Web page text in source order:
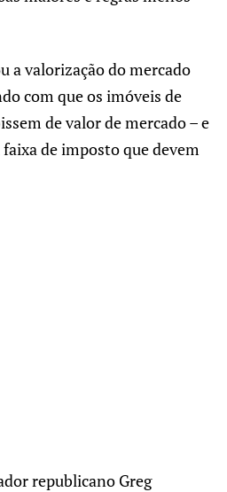
a valorização do mercado
com que os imóveis de
de valor de mercado – e
de imposto que devem
republicano Greg